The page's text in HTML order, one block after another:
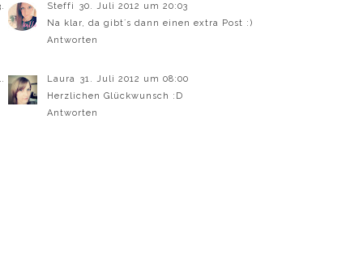
Steffi
30. Juli 2012 um 20:03
Na klar, da gibt´s dann einen extra Post :)
Antworten
Laura 31. Juli 2012 um 08:00
Herzlichen Glückwunsch :D
Antworten